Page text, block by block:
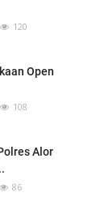
120
Open
108
Alor
86